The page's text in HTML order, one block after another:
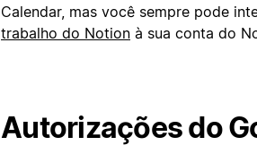
Calendar, mas você sempre pode
trabalho do Notion à sua conta do
Autorizações do